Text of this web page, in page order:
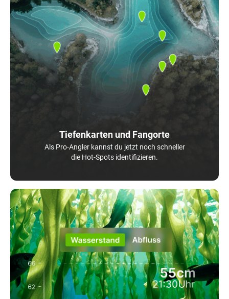
Tiefenkarten und Fangorte
Als Pro-Angler kannst du jetzt noch schneller
die Hot-Spots identifizieren.